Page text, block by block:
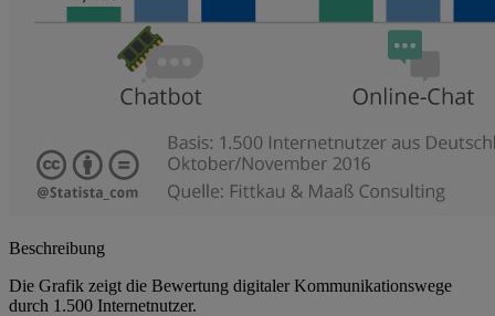
Beschreibung
Die Grafik zeigt die Bewertung digitaler Kommunikationswege
durch 1.500 Internetnutzer.